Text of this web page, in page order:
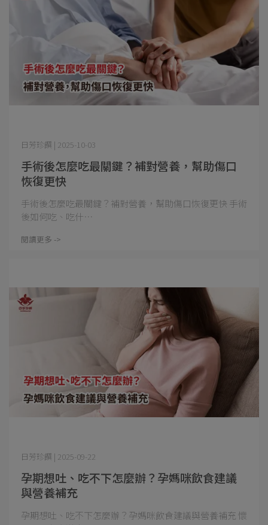
手術後怎麼吃最關鍵？補對營養，幫助傷口
恢復更快
日芳珍饌 | 2025-10-03
手術後怎麼吃最關鍵？補對營養，幫助傷口恢復更快 手術
後如何吃、吃什⋯
閱讀更多 ->
孕期想吐、吃不下怎麼辦？孕媽咪飲食建議
與營養補充
日芳珍饌 | 2025-09-22
孕期想吐、吃不下怎麼辦？孕媽咪飲食建議與營養補充 懷